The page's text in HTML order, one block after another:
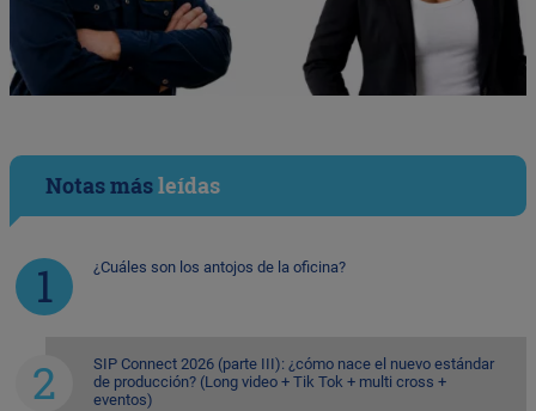
Notas másleídas
¿Cuáles son los antojos de la oficina?
SIP Connect 2026 (parte III): ¿cómo nace el nuevo estándar
de producción? (Long video + Tik Tok + multi cross +
eventos)